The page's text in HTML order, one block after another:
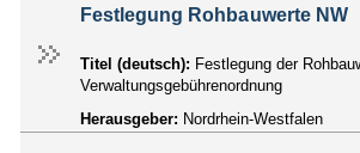
Festlegung Rohbauwerte NW
Titel (deutsch): Festlegung der
Verwaltungsgebührenordnung
Herausgeber: Nordrhein-Westfalen